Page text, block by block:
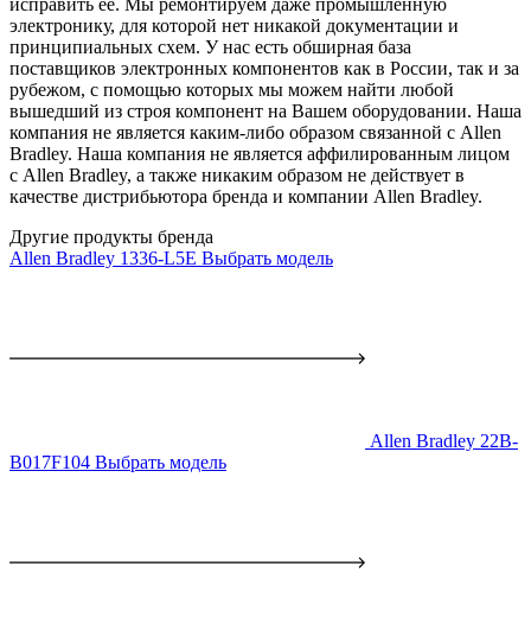
исправить ее. Мы ремонтируем даже промышленную
электронику, для которой нет никакой документации и
принципиальных схем. У нас есть обширная база
поставщиков электронных компонентов как в России, так и за
рубежом, с помощью которых мы можем найти любой
вышедший из строя компонент на Вашем оборудовании. Наша
компания не является каким-либо образом связанной с Allen
Bradley. Наша компания не является аффилированным лицом
с Allen Bradley, а также никаким образом не действует в
качестве дистрибьютора бренда и компании Allen Bradley.
Другие продукты бренда
Allen Bradley 1336-L5E Выбрать модель
Allen Bradley 22B-
B017F104 Выбрать модель